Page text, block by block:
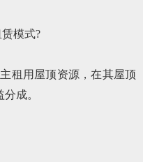
模式?
租用屋顶资源，在其屋顶
成。